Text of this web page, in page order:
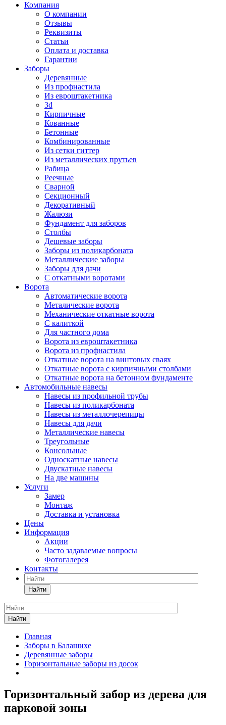
Компания
О компании
Отзывы
Реквизиты
Статьи
Оплата и доставка
Гарантии
Заборы
Деревянные
Из профнастила
Из евроштакетника
3d
Кирпичные
Кованные
Бетонные
Комбинированные
Из сетки гиттер
Из металлических прутьев
Рабица
Реечные
Сварной
Секционный
Декоративный
Жалюзи
Фундамент для заборов
Столбы
Дешевые заборы
Заборы из поликарбоната
Металлические заборы
Заборы для дачи
С откатными воротами
Ворота
Автоматические ворота
Металические ворота
Механические откатные ворота
С калиткой
Для частного дома
Ворота из евроштакетника
Ворота из профнастила
Откатные ворота на винтовых сваях
Откатные ворота с кирпичными столбами
Откатные ворота на бетонном фундаменте
Автомобильные навесы
Навесы из профильной трубы
Навесы из поликарбоната
Навесы из металлочерепицы
Навесы для дачи
Металлические навесы
Треугольные
Консольные
Односкатные навесы
Двускатные навесы
На две машины
Услуги
Замер
Монтаж
Доставка и установка
Цены
Информация
Акции
Часто задаваемые вопросы
Фотогалерея
Контакты
Найти
Найти
Главная
Заборы в Балашихе
Деревянные заборы
Горизонтальные заборы из досок
Горизонтальный забор из дерева для
парковой зоны